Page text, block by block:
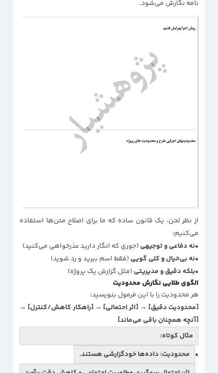
نامه نگارش می‌شود.
از نظر لحن، یک قانون ساده که ما برای اصلاح متن‌ها استفاده
می‌کنیم:
نه دفاعی و توجیهی (جوری که انگار دارید عذرخواهی می‌کنید)
نه بی‌خیال و کلی گویی (فقط اسم ببرید و رد شوید)
بلکه دقیق و مدیریتی (مثل گزارش یک پروژه)
الگوی طلایی نگارش محدودیت
هر محدودیت را با این فرمول بنویسید:
[محدودیت دقیق] → [اثر احتمالی] → [راهکار کاهش/کنترل] →
[آنچه همچنان باقی می‌ماند]
مثال کوتاه:
محدودیت: داده‌ها خودگزارشی هستند.